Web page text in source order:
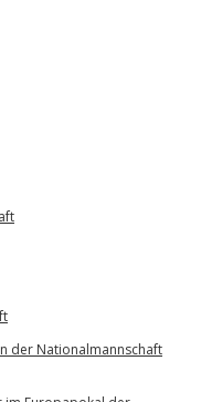
der Nationalmannschaft